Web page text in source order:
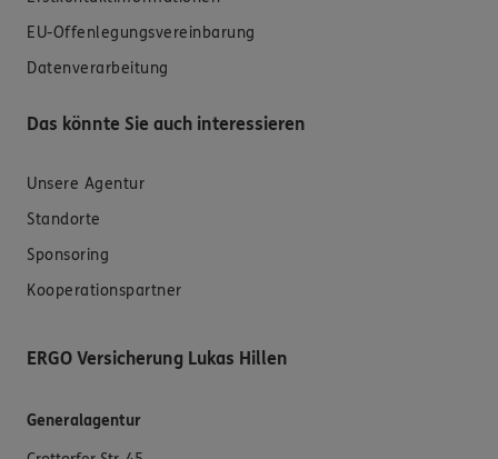
EU-Offenlegungsvereinbarung
Datenverarbeitung
Das könnte Sie auch interessieren
Unsere Agentur
Standorte
Sponsoring
Kooperationspartner
ERGO Versicherung Lukas Hillen
Generalagentur